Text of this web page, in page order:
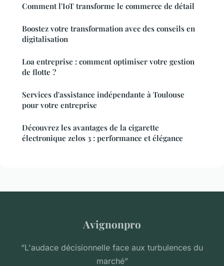
Comment l'IoT transforme le commerce de détail
Boostez votre transformation avec des conseils en
digitalisation
Loa entreprise : comment optimiser votre gestion
de flotte ?
Services d'assistance indépendante à Toulouse
pour votre entreprise
Découvrez les avantages de la cigarette
électronique zelos 3 : performance et élégance
Avignonpro
“L'audace décisionnelle face aux turbulences du
marché”